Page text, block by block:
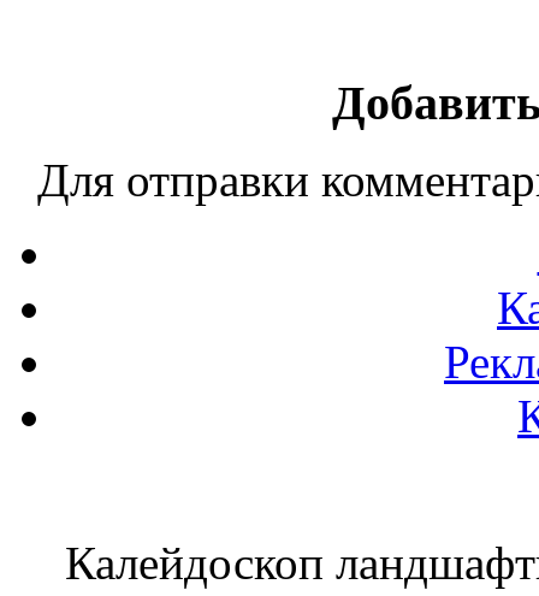
Для отправки
Калейдоскоп